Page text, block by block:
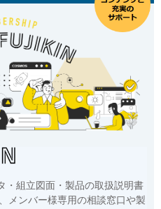
・組立図面・製品の取扱説明書
メンバー様専用の相談窓口や製